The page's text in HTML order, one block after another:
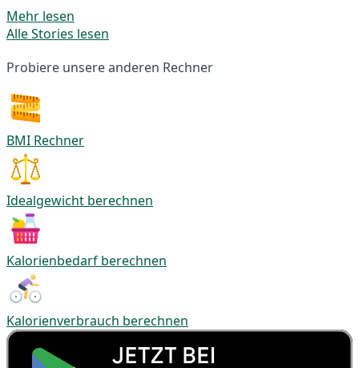
Mehr lesen
Alle Stories lesen
Probiere unsere anderen Rechner
BMI Rechner
Idealgewicht berechnen
Kalorienbedarf berechnen
Kalorienverbrauch berechnen